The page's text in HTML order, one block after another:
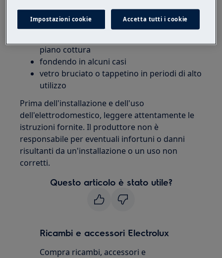
odori indesiderati
prestazioni di cottura inferiori
piano cottura
fondendo in alcuni casi
vetro bruciato o tappetino in periodi di alto
utilizzo
Prima dell'installazione e dell'uso
dell'elettrodomestico, leggere attentamente le
istruzioni fornite. Il produttore non è
responsabile per eventuali infortuni o danni
risultanti da un'installazione o un uso non
corretti.
Questo articolo è stato utile?
Ricambi e accessori Electrolux
Compra ricambi, accessori e
Impostazioni cookie Accetta tutti i cookie